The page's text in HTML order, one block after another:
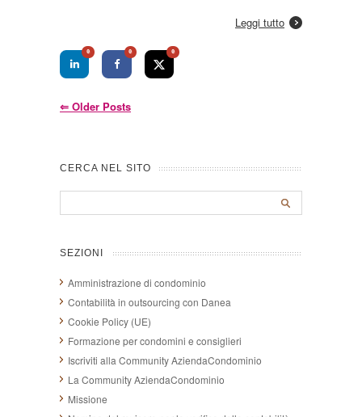
Leggi tutto
0 0 0
⇐ Older Posts
CERCA NEL SITO
SEZIONI
Amministrazione di condominio
Contabilità in outsourcing con Danea
Cookie Policy (UE)
Formazione per condomini e consiglieri
Iscriviti alla Community AziendaCondominio
La Community AziendaCondominio
Missione